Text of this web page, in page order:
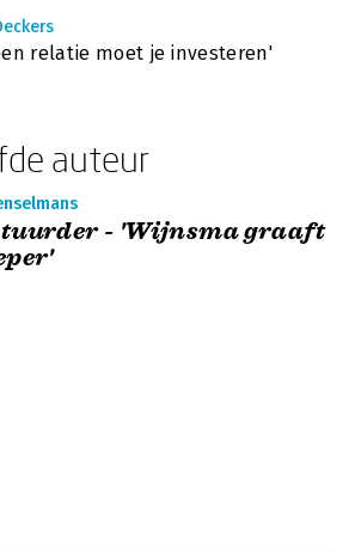
relatie moet je investeren'
auteur
- 'Wijnsma graaft